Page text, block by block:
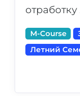
отработку
M-Course
Летний